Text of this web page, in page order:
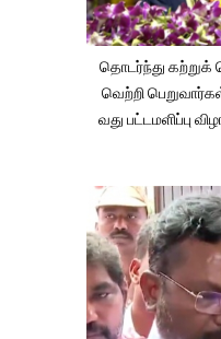
தொடர்ந்து
வெற்றி
வது பட்டமளிப்பு